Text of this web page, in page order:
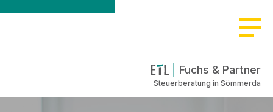
Fuchs & Partner
Steuerberatung in Sömmerda